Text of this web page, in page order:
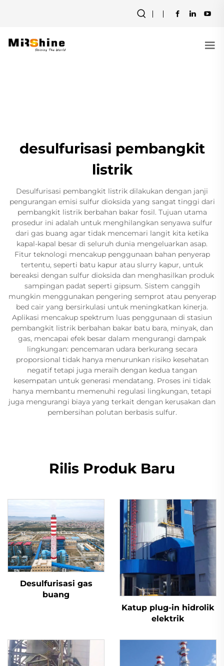
desulfurisasi pembangkit
listrik
Desulfurisasi pembangkit listrik dilakukan dengan janji
pengurangan emisi sulfur dioksida yang sangat tinggi dari
pembangkit listrik berbahan bakar fosil. Tujuan utama
prosedur ini adalah untuk menghilangkan senyawa sulfur
dari gas buang agar tidak mencemari langit kita ketika
kapal-kapal besar di seluruh dunia mengeluarkan asap.
Fitur teknologi mencakup penggunaan bahan penyerap
tertentu, seperti batu kapur atau slurry kapur, untuk
bereaksi dengan sulfur dioksida dan menghasilkan produk
sampingan padat seperti gipsum. Sistem canggih
mungkin menggunakan pengering semprot atau penyerap
bed cair yang bersirkulasi untuk meningkatkan kinerja.
Aplikasi mencakup spektrum luas penggunaan di stasiun
pembangkit listrik berbahan bakar batu bara, minyak, dan
gas, mencapai efek besar dalam mengurangi dampak
lingkungan: pencemaran udara berkurang secara
proporsional tidak hanya menurunkan risiko kesehatan
negatif tetapi juga meraih dengan kedua tangan
kesempatan untuk generasi mendatang. Proses ini tidak
hanya membantu memenuhi regulasi lingkungan, tetapi
juga mengurangi biaya yang terkait dengan kerusakan dan
pembersihan polutan berbasis sulfur.
Rilis Produk Baru
Desulfurisasi gas
buang
Katup plug-in hidrolik
elektrik